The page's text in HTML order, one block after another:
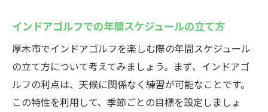
インドアゴルフでの年間スケジュールの立て方
厚木市でインドアゴルフを楽しむ際の年間スケジュール
の立て方について考えてみましょう。まず、インドアゴ
ルフの利点は、天候に関係なく練習が可能なことです。
この特性を利用して、季節ごとの目標を設定しましょ